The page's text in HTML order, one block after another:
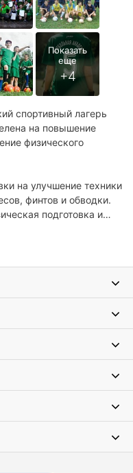
спортивный лагерь
на повышение
физического
на улучшение техники
финтов и обводки.
подготовка и
теоретические